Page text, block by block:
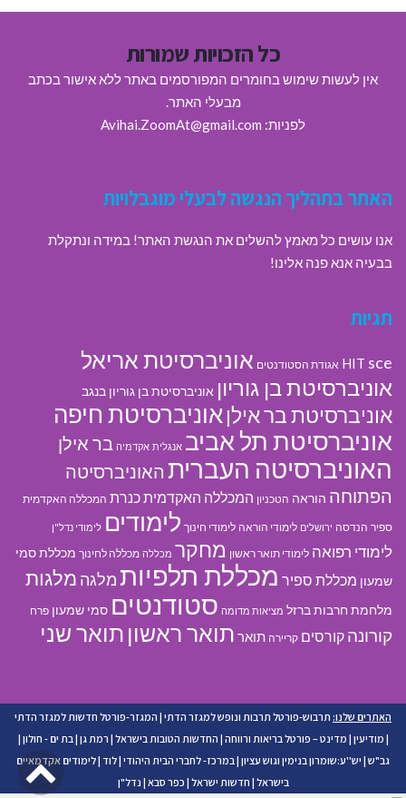
כל הזכויות שמורות
אין לעשות שימוש בחומרים המפורסמים באתר ללא אישור בכתב
מבעלי האתר.
לפניות: Avihai.ZoomAt@gmail.com
האתר בתהליך הנגשה לבעלי מוגבלויות
אנו עושים כל מאמץ להשלים את הנגשת האתר! במידה ונתקלת
בבעיה אנא פנה אלינו!
תגיות
HIT sce אגודת הסטודנטים אוניברסיטת אריאל
אוניברסיטת בן גוריון אוניברסיטת בן גוריון בנגב
אוניברסיטת בר אילן אוניברסיטת חיפה
אוניברסיטת תל אביב אנגלית אקדמיה בר אילן
האוניברסיטה העברית האוניברסיטה
הפתוחה הוראה הטכניון המכללה האקדמית כנרת המכללה האקדמית
ספיר הנדסה ירושלים לימודי הוראה לימודי חינוך לימודים לימודי נדל"ן
לימודי רפואה לימודי תואר ראשון מחקר מכללה מכללה לחינוך מכללת סמי
שמעון מכללת ספיר מכללת תלפיותמלגה מלגות
מלחמת חרבות ברזל מציאות מדומה סטודנטים סמי שמעון פרח
קורונה קורסים קריירה תואר תואר ראשון תואר שני
האתרים שלנו: תרבוש-פורטל תרבות ונופש למגזר הדתי | המגזר-פורטל חדשות למגזר הדתי
| מודיעין | מדינט – פורטל בריאות ורווחה | החדשות הטובות בישראל | רמת גן |בת ים - חולון |
גב"ש | יש''ע:שומרון בנימין וגוש עציון |במרכז- לחברי הבית היהודי |לוד |לימודים אקדמאיים
בישראל | חדשות ישראל | כפר סבא | נדל"ן